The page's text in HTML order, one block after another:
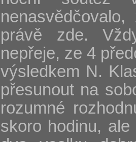
právě zde.
nepřeje, ze 4
výsledkem N.
přesunout na
rozumné
skoro hodinu,